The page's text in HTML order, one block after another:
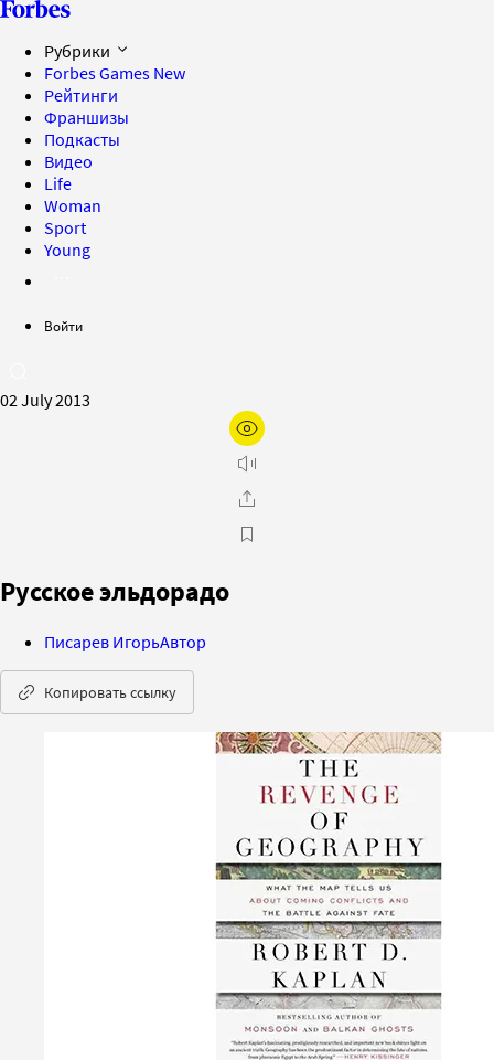
Рубрики
Forbes Games New
Рейтинги
Франшизы
Подкасты
Видео
Life
Woman
Sport
Young
Войти
02 July 2013
Русское эльдорадо
Писарев ИгорьАвтор
Копировать ссылку